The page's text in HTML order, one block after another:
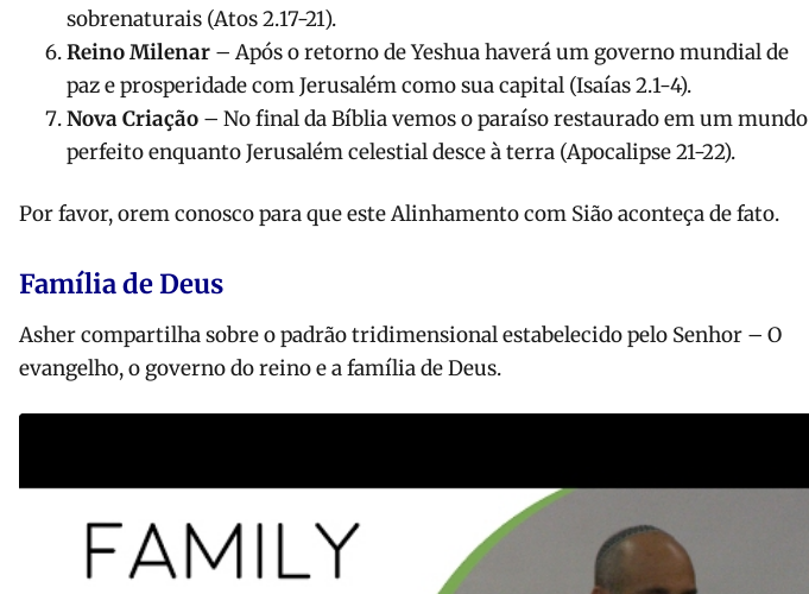
sobrenaturais (Atos 2.17-21).
Reino Milenar – Após o retorno de Yeshua haverá um governo mundial de
paz e prosperidade com Jerusalém como sua capital (Isaías 2.1-4).
Nova Criação – No final da Bíblia vemos o paraíso restaurado em um mundo
perfeito enquanto Jerusalém celestial desce à terra (Apocalipse 21-22).
Por favor, orem conosco para que este Alinhamento com Sião aconteça de fato.
Família de Deus
Asher compartilha sobre o padrão tridimensional estabelecido pelo Senhor – O
evangelho, o governo do reino e a família de Deus.